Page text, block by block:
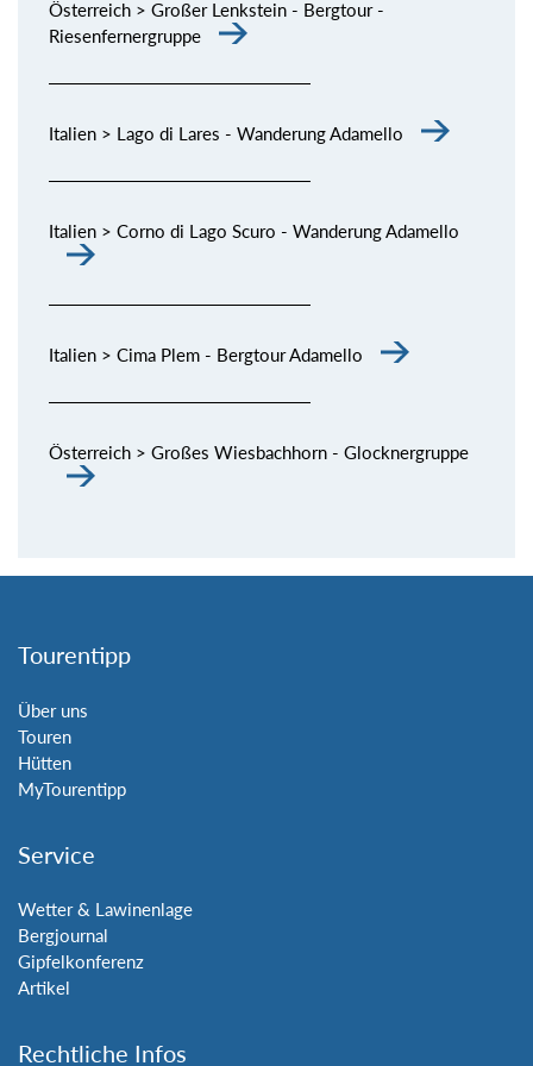
Österreich > Großer Lenkstein - Bergtour -
Riesenfernergruppe
Italien > Lago di Lares - Wanderung Adamello
Italien > Corno di Lago Scuro - Wanderung Adamello
Italien > Cima Plem - Bergtour Adamello
Österreich > Großes Wiesbachhorn - Glocknergruppe
Tourentipp
Über uns
Touren
Hütten
MyTourentipp
Service
Wetter & Lawinenlage
Bergjournal
Gipfelkonferenz
Artikel
Rechtliche Infos